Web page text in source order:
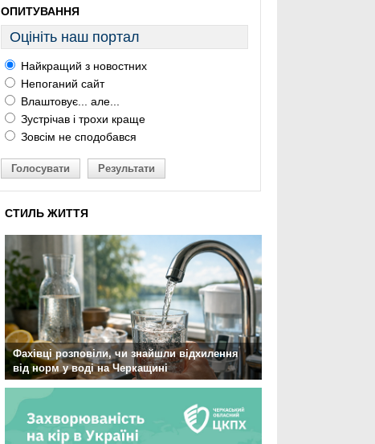
ОПИТУВАННЯ
Оцініть наш портал
Найкращий з новостних
Непоганий сайт
Влаштовує... але...
Зустрічав і трохи краще
Зовсім не сподобався
Голосувати Результати
СТИЛЬ ЖИТТЯ
Фахівці розповіли, чи знайшли відхилення
від норм у воді на Черкащині